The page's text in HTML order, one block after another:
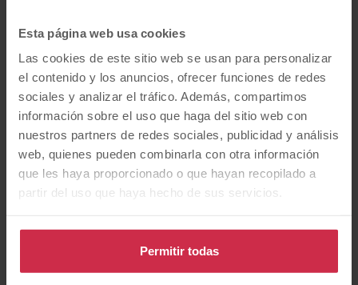
Esta página web usa cookies
Las cookies de este sitio web se usan para personalizar
el contenido y los anuncios, ofrecer funciones de redes
sociales y analizar el tráfico. Además, compartimos
información sobre el uso que haga del sitio web con
nuestros partners de redes sociales, publicidad y análisis
web, quienes pueden combinarla con otra información
que les haya proporcionado o que hayan recopilado a
partir del uso que haya hecho de sus servicios.
Permitir todas
Horario Tasación
Horario Taller
28025 Madrid (Madrid)